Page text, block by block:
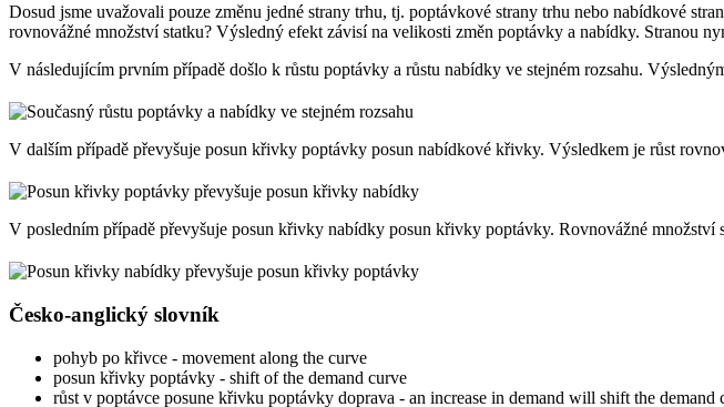
Dosud jsme uvažovali pouze změnu jedné strany trhu, tj. poptávkové strany trhu nebo nabídkové
rovnovážné množství statku? Výsledný efekt závisí na velikosti změn poptávky a nabídky. Stranou
V následujícím prvním případě došlo k růstu poptávky a růstu nabídky ve stejném rozsahu.
V dalším případě převyšuje posun křivky poptávky posun nabídkové křivky. Výsledkem je růst
V posledním případě převyšuje posun křivky nabídky posun křivky poptávky. Rovnovážné množství
Česko-anglický slovník
pohyb po křivce - movement along the curve
posun křivky poptávky - shift of the demand curve
růst v poptávce posune křivku poptávky doprava - an increase in demand will shift the demand